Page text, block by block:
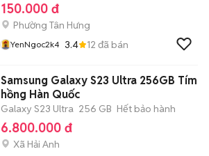
150.000 đ
Phường Tân Hưng
YenNgoc2k4 3.4 12 đã bán
Samsung Galaxy S23 Ultra 256GB Tím
hồng Hàn Quốc
Galaxy S23 Ultra 256 GB Hết bảo hành
6.800.000 đ
Xã Hải Anh